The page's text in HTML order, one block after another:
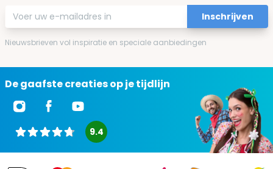
E-mailadres
Inschrijven
Nieuwsbrieven vol inspiratie en speciale aanbiedingen
De gaafste creaties op je tijdlijn
9.4